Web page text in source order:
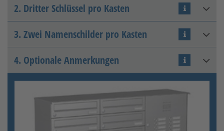
Funktionskasten mit
Sprechsieblochung
Funktionskasten mit Comelit
Audio
[+851,00 €]
2. Dritter Schlüssel pro Kasten
Zusatzschlüssel
3. Zwei Namenschilder pro Kasten
Zusatznamensschild
4. Optionale Anmerkungen